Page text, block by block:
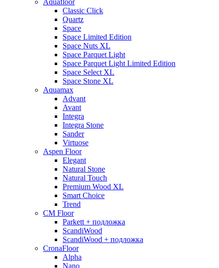
Aquafloor
Classic Click
Quartz
Space
Space Limited Edition
Space Nuts XL
Space Parquet Light
Space Parquet Light Limited Edition
Space Select XL
Space Stone XL
Aquamax
Advant
Avant
Integra
Integra Stone
Sander
Virtuose
Aspen Floor
Elegant
Natural Stone
Natural Touch
Premium Wood XL
Smart Choice
Trend
CM Floor
Parkett + подложка
ScandiWood
ScandiWood + подложка
CronaFloor
Alpha
Nano